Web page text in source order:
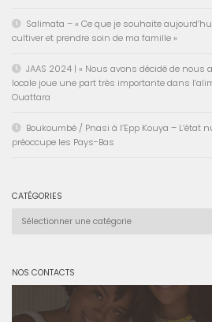
Salimata – « Ce que je souhaite
cultiver et prendre soin de ma famille »
JAAS 2024 | « Nous avons décidé de
locale joue une part très importante dans
Ouattara
Boukoumbé / Pnasi à l’Epp Kouya – L’état
préoccupe les Pays-Bas
CATÉGORIES
NOS CONTACTS